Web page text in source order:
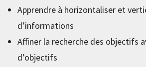
Apprendre à horizontaliser et
d’informations
Affiner la recherche des objectifs
d’objectifs